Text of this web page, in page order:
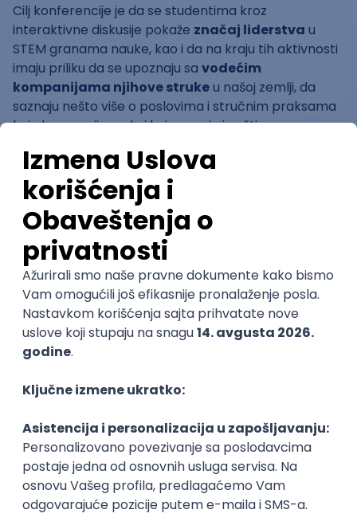
Cilj konferencije je da se studentima kroz
interaktivne diskusije pokaže značaj liderstva u
STEM granama nauke, kao i da na kraju tih aktivnosti
imaju priliku da se upoznaju sa vodećim
kompanijama njihove strukeu našoj zemlji, da
saznaju nešto više o poslovima i stručnim praksama
koje kompanije nude i koja znanja i veštine su
U današnjem društvu koje se svakondevno menja
nekada je vrlo teško naći posao ili praksu u struci.
Naučnici i inženjeri kao i preduzeća i univerziteti imaju
ključnu ulogu u rešavanju važnih društvenih
izazova, pa se, iz tog razloga, ovaj projekat fokusira
na liderstvo u STEM-u. Ovo je odlična prilika da se
kompanije i univerziteti približe i stupe u kontakt sa
najistaknutijim studentima iz cele Evropei
pomognu im da, u njihovom daljem razvoju i obuci,
postanuuspešni budući lideri
O nama
echnology) okuplja studente inženjerskih
usmerenja sa 84 univerziteta iz 30 zemalja Evrope.
Organizacija postoji od 1989. godine i njen glavni cilj je
da omogući povezivanje, komunikaciju i razmenu
studenata tehnike iz svih delova Evrope.